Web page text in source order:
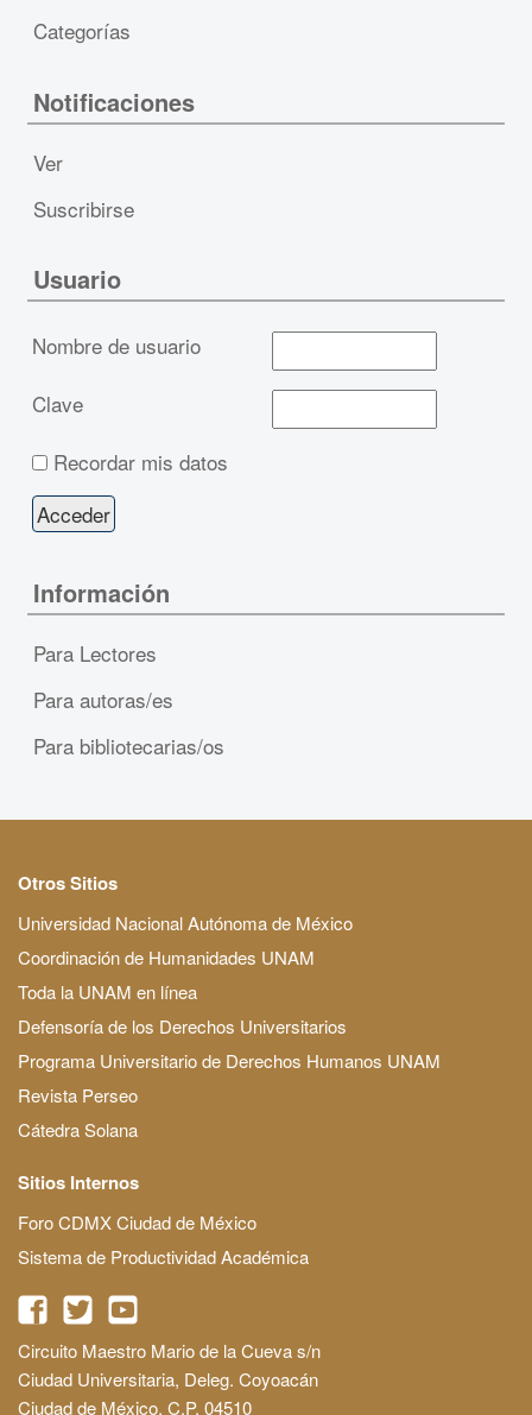
Categorías
Notificaciones
Ver
Suscribirse
Usuario
Nombre de usuario
Clave
Recordar mis datos
Información
Para Lectores
Para autoras/es
Para bibliotecarias/os
Otros Sitios
Universidad Nacional Autónoma de México
Coordinación de Humanidades UNAM
Toda la UNAM en línea
Defensoría de los Derechos Universitarios
Programa Universitario de Derechos Humanos UNAM
Revista Perseo
Cátedra Solana
Sitios Internos
Foro CDMX Ciudad de México
Sistema de Productividad Académica
Circuito Maestro Mario de la Cueva s/n
Ciudad Universitaria, Deleg. Coyoacán
Ciudad de México, C.P. 04510